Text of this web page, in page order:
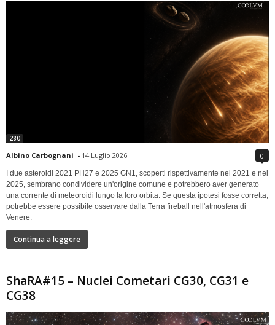
280
Albino Carbognani - 14 Luglio 2026 0
I due asteroidi 2021 PH27 e 2025 GN1, scoperti rispettivamente nel 2021 e nel
2025, sembrano condividere un'origine comune e potrebbero aver generato
una corrente di meteoroidi lungo la loro orbita. Se questa ipotesi fosse corretta,
potrebbe essere possibile osservare dalla Terra fireball nell'atmosfera di
Venere.
Continua a leggere
ShaRA#15 – Nuclei Cometari CG30, CG31 e
CG38